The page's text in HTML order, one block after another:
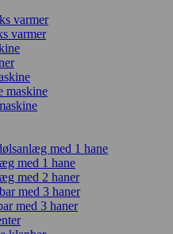
varmer
varmer
maskine
med 1 hane
med 1 hane
med 2 haner
med 3 haner
med 3 haner